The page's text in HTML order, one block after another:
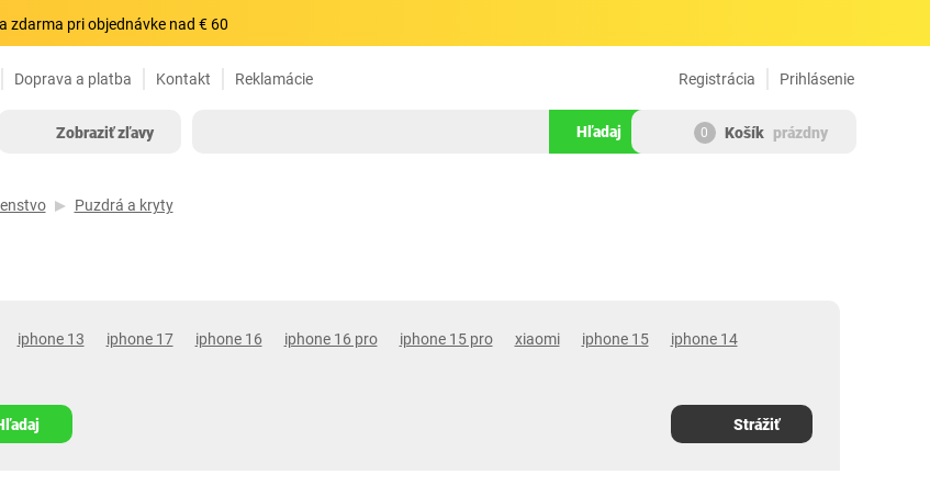
zdarma pri objednávke nad € 60
Doprava a platba Kontakt Reklamácie Prihlásenie
Registrácia
Zobraziť zľavy Hľadaj 0 Košík prázdny
Puzdrá a kryty
iphone 13 iphone 17 iphone 16 iphone 16 pro iphone 15 pro xiaomi iphone 15
iphone 14
Strážiť